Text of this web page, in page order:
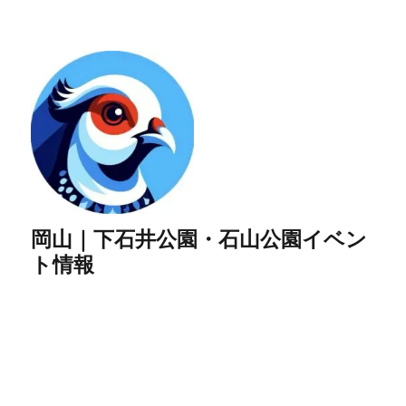
岡山｜下石井公園・石山公園イベン
ト情報